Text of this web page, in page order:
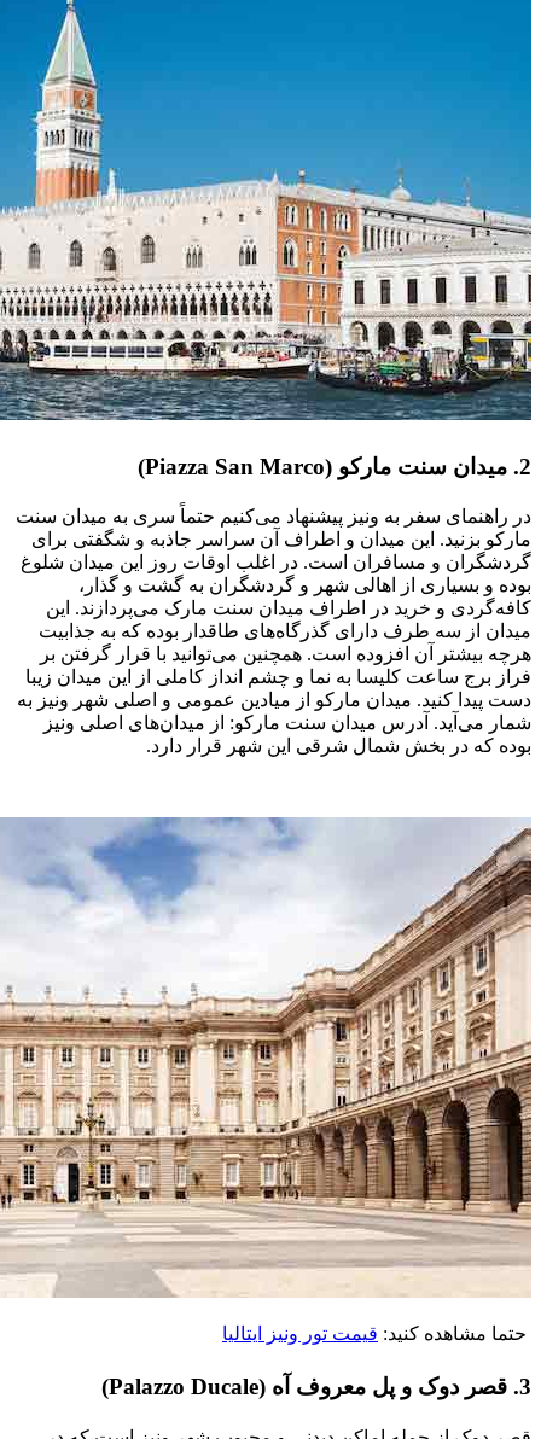
2. میدان سنت مارکو (Piazza San Marco)
در راهنمای سفر به ونیز پیشنهاد می‌کنیم حتماً سری به میدان سنت
مارکو بزنید. این میدان و اطراف آن سراسر جاذبه و شگفتی برای
گردشگران و مسافران است. در اغلب اوقات روز این میدان شلوغ
بوده و بسیاری از اهالی شهر و گردشگران به گشت و گذار،
کافه‌گردی و خرید در اطراف میدان سنت مارک می‌پردازند. این
میدان از سه طرف دارای گذرگاه‌های طاقدار بوده که به جذابیت
هرچه بیشتر آن افزوده است. همچنین می‌توانید با قرار گرفتن بر
فراز برج ساعت کلیسا به نما و چشم انداز کاملی از این میدان زیبا
دست پیدا کنید. میدان مارکو از میادین عمومی و اصلی شهر ونیز به
شمار می‌آید. آدرس میدان سنت مارکو: از میدان‌های اصلی ونیز
بوده که در بخش شمال شرقی این شهر قرار دارد.
حتما مشاهده کنید: قيمت تور ونيز ايتاليا
3. قصر دوک و پل معروف آه (Palazzo Ducale)